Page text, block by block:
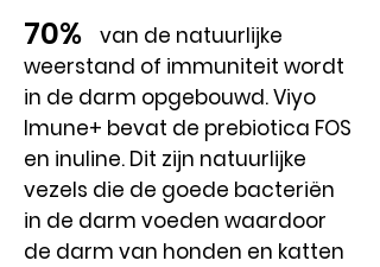
van de natuurlijke
weerstand of immuniteit wordt
in de darm opgebouwd. Viyo
Imune+ bevat de prebiotica FOS
en inuline. Dit zijn natuurlijke
vezels die de goede bacteriën
in de darm voeden waardoor
de darm van honden en katten
70%